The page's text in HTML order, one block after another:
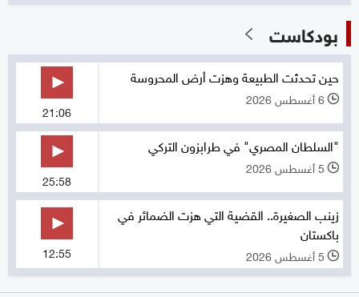
بودكاست
حين تحدثت الطبيعة وهزت أرض المحروسة
l 6 أغسطس 2026
21:06
"السلطان المصري" في طرابزون التركي
l 5 أغسطس 2026
25:58
زينب الصغيرة.. القضية التي هزت الضمائر في
باكستان
l 5 أغسطس 2026 12:55